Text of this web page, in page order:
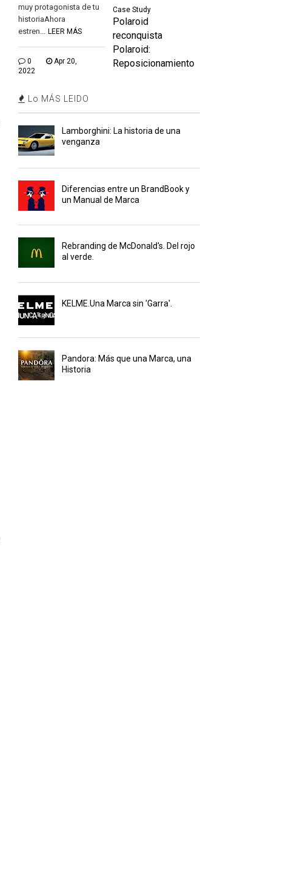
muy protagonista de tu
historiaAhora
estren...
LEER MÁS
0
Apr 20,
2022
Case Study
Polaroid
reconquista
Polaroid:
Reposicionamiento
Lo MÁS LEIDO
Lamborghini: La historia de una
venganza
Diferencias entre un BrandBook y
un Manual de Marca
Rebranding de McDonald's. Del rojo
al verde.
KELME.Una Marca sin 'Garra'.
Pandora: Más que una Marca, una
Historia